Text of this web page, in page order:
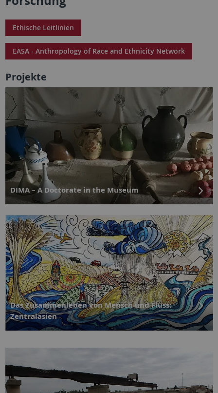
Ethische Leitlinien
EASA - Anthropology of Race and Ethnicity Network
Projekte
DIMA – A Doctorate in the Museum
Das Zusammenleben von Mensch und Fluss:
Zentralasien